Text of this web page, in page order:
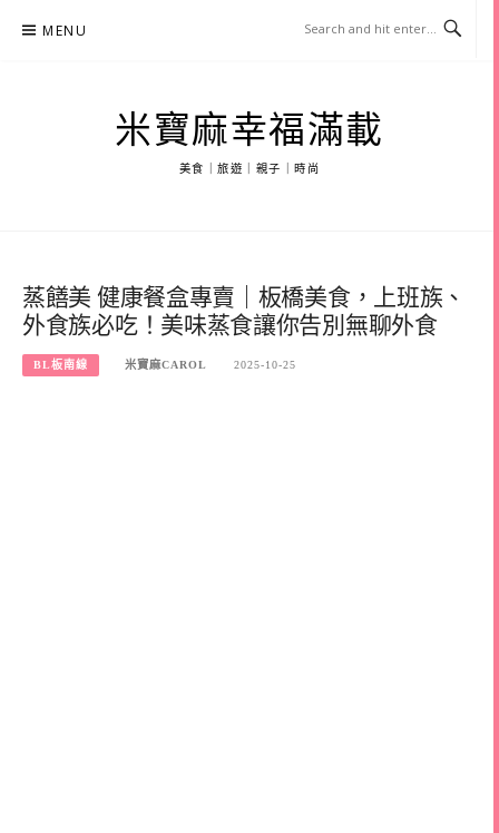
MENU
米寶麻幸福滿載
美食｜旅遊｜親子｜時尚
蒸饍美 ️健康餐盒專賣｜板橋美食，上班族、
外食族必吃！美味蒸食讓你告別無聊外食
BL板南線 米寶麻CAROL 2025-10-25